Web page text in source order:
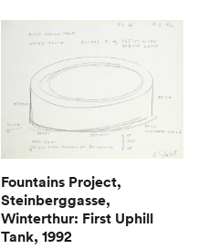
Fountains Project,
Steinberggasse,
Winterthur: First Uphill
Tank, 1992